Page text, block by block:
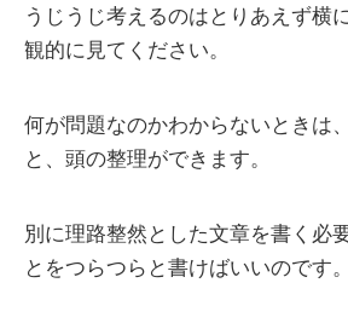
うじうじ考えるのはとりあえず横
観的に見てください。
何が問題なのかわからないときは
と、頭の整理ができます。
別に理路整然とした文章を書く必
とをつらつらと書けばいいのです。